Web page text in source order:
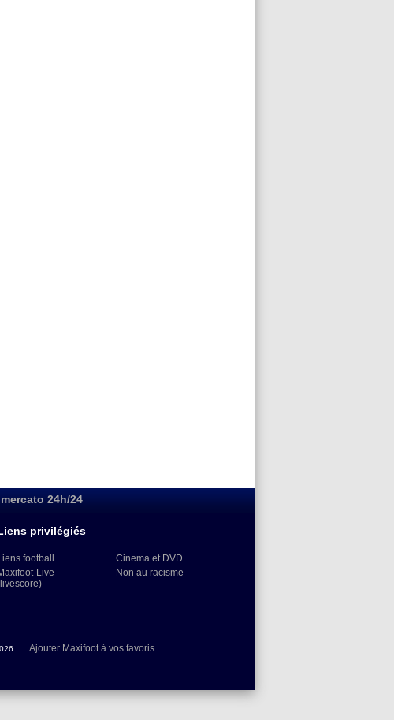
24h/24
privilégiés
football
Live
Cinema et DVD
Non au racisme
Ajouter Maxifoot à vos favoris